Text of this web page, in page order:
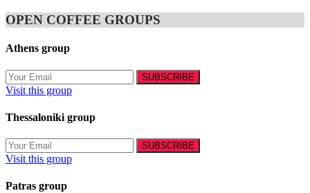
OPEN COFFEE GROUPS
Athens group
Visit this group
Thessaloniki group
Visit this group
Patras group